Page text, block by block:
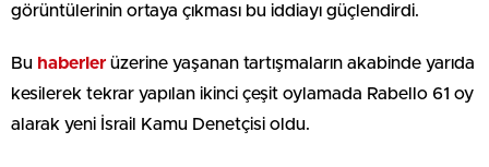
görüntülerinin ortaya çıkması bu iddiayı güçlendirdi.
Bu haberler üzerine yaşanan tartışmaların akabinde yarıda
kesilerek tekrar yapılan ikinci çeşit oylamada Rabello 61 oy
alarak yeni İsrail Kamu Denetçisi oldu.